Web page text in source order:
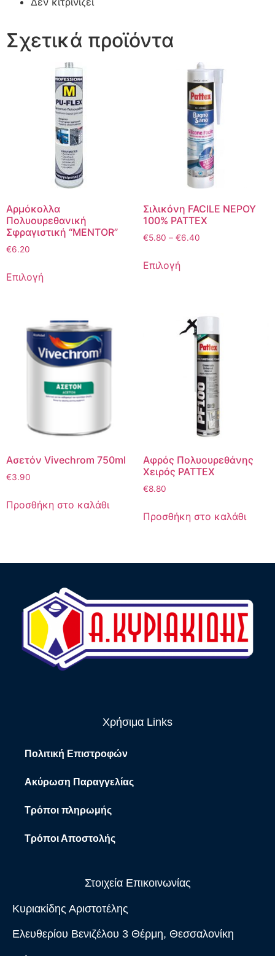
Σχετικά προϊόντα
Αρμόκολλα
Πολυουρεθανική
Σφραγιστική “MENTOR”
€6.20
Επιλογή
Σιλικόνη FACILE ΝΕΡΟΥ
100% PATTEX
€5.80 – €6.40
Επιλογή
Aσετόν Vivechrom 750ml
€3.90
Προσθήκη στο καλάθι
Αφρός Πολυουρεθάνης
Χειρός PATTEX
€8.80
Προσθήκη στο καλάθι
Χρήσιμα Links
Πολιτική Επιστροφών
Ακύρωση Παραγγελίας
Τρόποι πληρωμής
Τρόποι Αποστολής
Στοιχεία Επικοινωνίας
Κυριακίδης Αριστοτέλης
Ελευθερίου Βενιζέλου 3 Θέρμη, Θεσσαλονίκη